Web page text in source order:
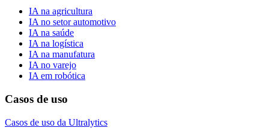
IA na agricultura
IA no setor automotivo
IA na saúde
IA na logística
IA na manufatura
IA no varejo
IA em robótica
Casos de uso
Casos de uso da Ultralytics